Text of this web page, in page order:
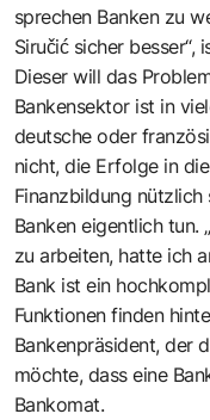
sprechen Banken zu
Siručić ­sicher besser“,
Dieser will das
Bankensektor ist in
deutsche oder
nicht, die Erfolge in
Finanzbildung nützlich
Banken eigentlich tun.
zu arbeiten, hatte ich
Bank ist ein
Funktionen finden
Bankenpräsident, der
möchte, dass eine
Bankomat.